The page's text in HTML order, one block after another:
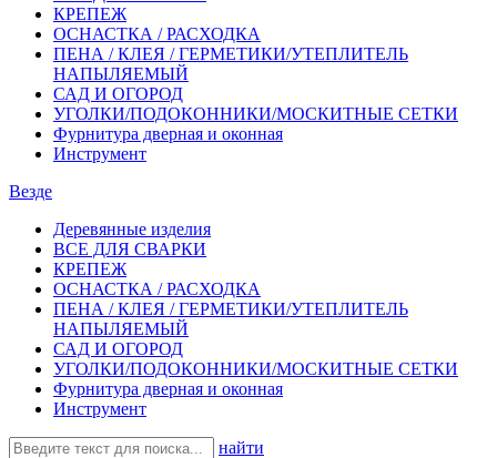
КРЕПЕЖ
ОСНАСТКА / РАСХОДКА
ПЕНА / КЛЕЯ / ГЕРМЕТИКИ/УТЕПЛИТЕЛЬ
НАПЫЛЯЕМЫЙ
САД И ОГОРОД
УГОЛКИ/ПОДОКОННИКИ/МОСКИТНЫЕ СЕТКИ
Фурнитура дверная и оконная
Инструмент
Везде
Деревянные изделия
ВСЕ ДЛЯ СВАРКИ
КРЕПЕЖ
ОСНАСТКА / РАСХОДКА
ПЕНА / КЛЕЯ / ГЕРМЕТИКИ/УТЕПЛИТЕЛЬ
НАПЫЛЯЕМЫЙ
САД И ОГОРОД
УГОЛКИ/ПОДОКОННИКИ/МОСКИТНЫЕ СЕТКИ
Фурнитура дверная и оконная
Инструмент
найти